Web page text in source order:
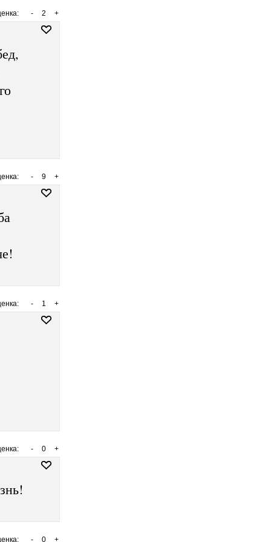
+
2
-
+
9
-
+
1
-
+
0
-
+
0
-